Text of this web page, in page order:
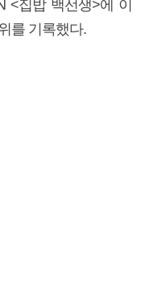
<집밥 백선생>에 이
를 기록했다.